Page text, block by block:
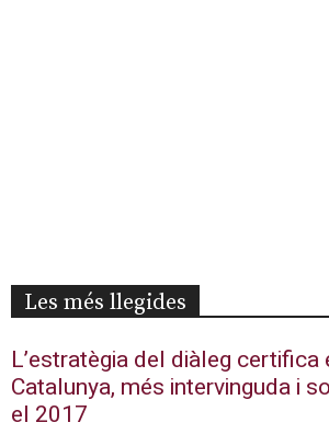
Les més llegides
L’estratègia del diàleg certifica
Catalunya, més intervinguda i
el 2017